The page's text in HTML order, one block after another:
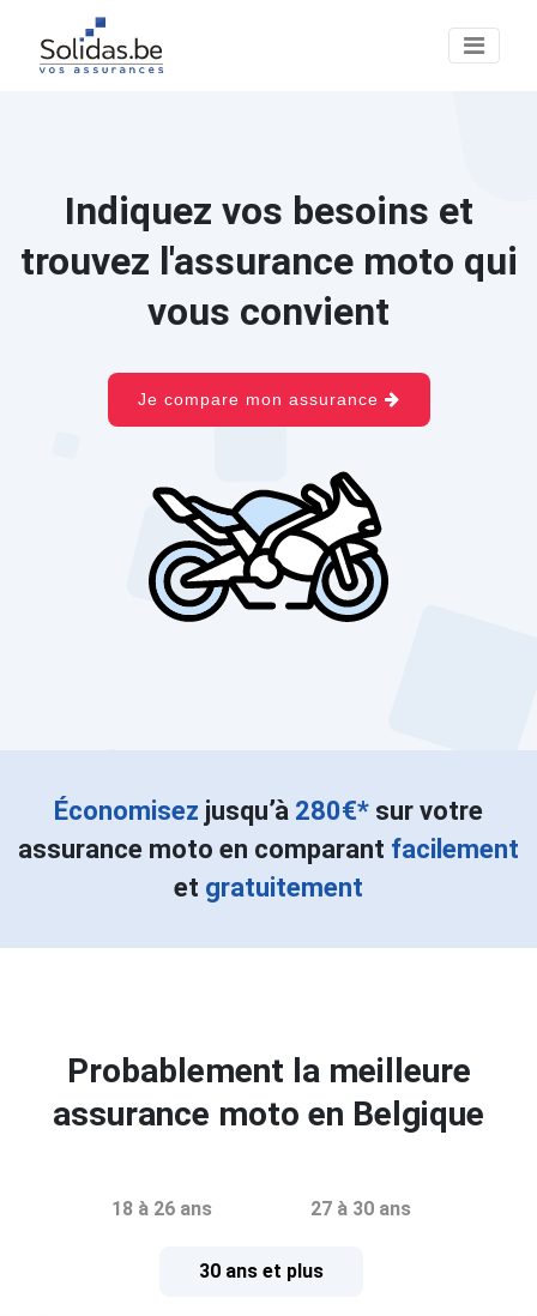
Indiquez vos besoins et
trouvez l'assurance moto qui
vous convient
Je compare mon assurance
Économisez jusqu’à 280€* sur votre
assurance moto en comparant facilement
et gratuitement
Probablement la meilleure
assurance moto en Belgique
18 à 26 ans 27 à 30 ans
30 ans et plus